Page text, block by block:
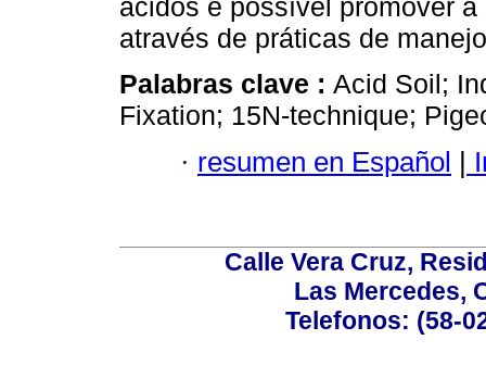
ácidos é possível promover
através de práticas de
Palabras clave : Acid Soil;
Fixation; 15N-technique;
· resumen en Español |
Calle Vera Cruz,
Las Mercedes,
Telefonos: (58-